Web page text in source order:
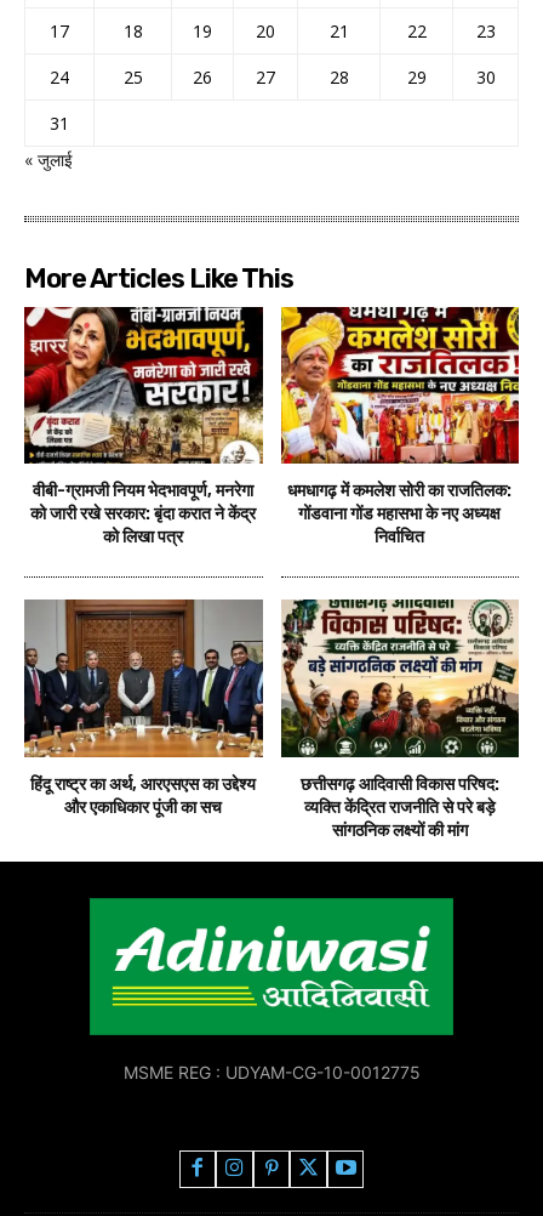
17
18 19 20 21 22
23
24
25 26 27 28 29
30
31
« जुलाई
More Articles Like This
वीबी-ग्रामजी नियम भेदभावपूर्ण, मनरेगा
को जारी रखे सरकार: बृंदा करात ने केंद्र
को लिखा पत्र
धमधागढ़ में कमलेश सोरी का राजतिलक:
गोंडवाना गोंड महासभा के नए अध्यक्ष
निर्वाचित
हिंदू राष्ट्र का अर्थ, आरएसएस का उद्देश्य
और एकाधिकार पूंजी का सच
छत्तीसगढ़ आदिवासी विकास परिषद:
व्यक्ति केंद्रित राजनीति से परे बड़े
सांगठनिक लक्ष्यों की मांग
MSME REG : UDYAM-CG-10-0012775